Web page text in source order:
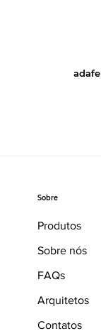
adafe
Sobre
Produtos
Sobre nós
FAQs
Arquitetos
Contatos